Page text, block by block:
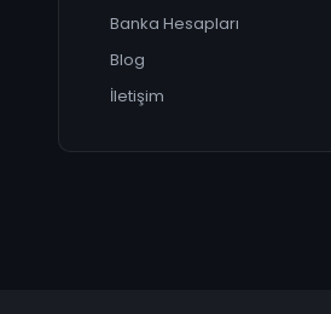
Banka Hesapları
Blog
İletişim